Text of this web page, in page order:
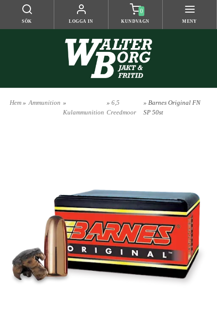
SÖK LOGGA IN
0
KUNDVAGN MENY
Hem » Ammunition »
Kulammunition
» 6,5
Creedmoor
» Barnes Original FN
SP 50st